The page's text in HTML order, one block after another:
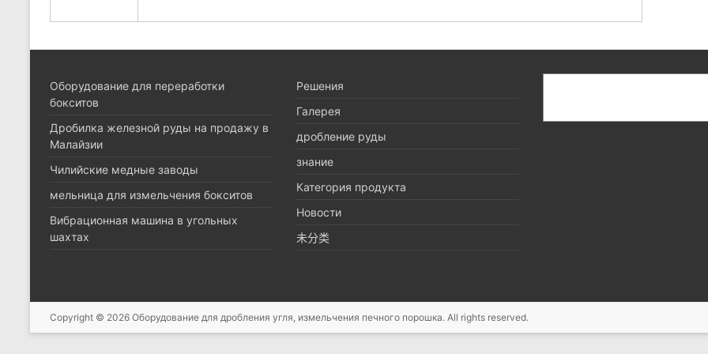
Оборудование для переработки
бокситов
Дробилка железной руды на продажу в
Малайзии
Чилийские медные заводы
мельница для измельчения бокситов
Вибрационная машина в угольных
шахтах
Pешения
Галерея
дробление руды
знание
Категория продукта
Новости
未分类
Copyright © 2026 Оборудование для дробления угля, измельчения печного порошка. All rights reserved.